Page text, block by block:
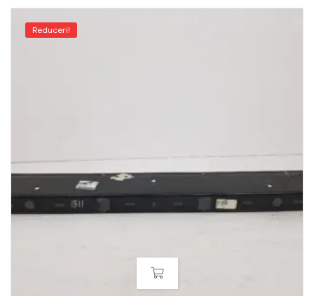
Reduceri!